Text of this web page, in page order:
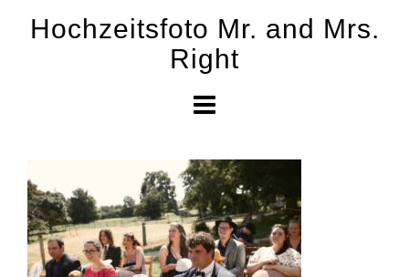
Hochzeitsfoto Mr. and Mrs.
Right